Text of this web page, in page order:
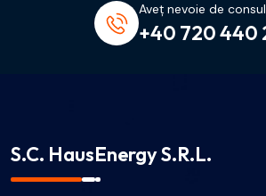
Aveț nevoie de
+40 720 440
S.C. HausEnergy S.R.L.